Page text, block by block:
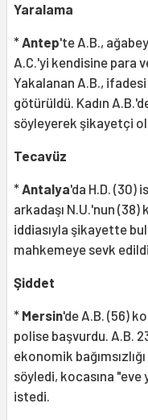
Yaralama
*Antep'te A.B.,
A.C.'yi kendisine para
Yakalanan A.B.,
götürüldü. Kadın
söyleyerek şikayetçi
Tecavüz
*Antalya'da H.D. (30)
arkadaşı N.U.'nun
iddiasıyla şikayette
mahkemeye sevk
Şiddet
* Mersin'de A.B. (56)
polise başvurdu. A.B.
ekonomik
söyledi, kocasına
istedi.